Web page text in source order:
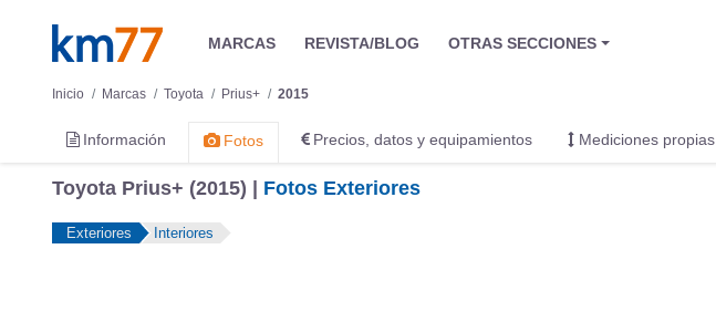
MARCAS REVISTA/BLOG OTRAS SECCIONES
Inicio Marcas Toyota Prius+ 2015
Información Fotos Precios, datos y equipamientos Mediciones propias
Toyota Prius+ (2015) | Fotos Exteriores
Exteriores Interiores